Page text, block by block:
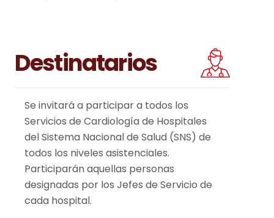
Destinatarios
Se invitará a participar a todos los
Servicios de Cardiología de Hospitales
del Sistema Nacional de Salud (SNS) de
todos los niveles asistenciales.
Participarán aquellas personas
designadas por los Jefes de Servicio de
cada hospital.